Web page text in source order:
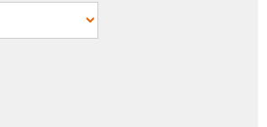
DP110 洁净工业级压差变送器